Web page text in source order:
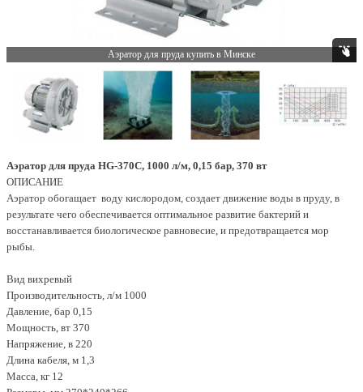
Аэратор для пруда купить в Минске
Аэратор для пруда HG-370C, 1000 л/м, 0,15 бар, 370 вт
ОПИСАНИЕ
Аэратор обогащает воду кислородом, создает движение воды в пруду, в
результате чего обеспечивается оптимальное развитие бактерий и
восстанавливается биологическое равновесие, и предотвращается мор
рыбы.
Вид вихревый
Производительность, л/м 1000
Давление, бар 0,15
Мощность, вт 370
Напряжение, в 220
Длина кабеля, м 1,3
Масса, кг 12